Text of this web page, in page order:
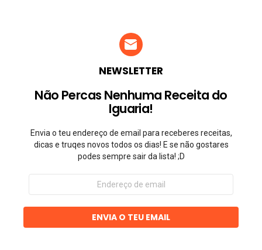
NEWSLETTER
Não Percas Nenhuma Receita do
Iguaria!
Envia o teu endereço de email para receberes receitas,
dicas e truqes novos todos os dias! E se não gostares
podes sempre sair da lista! ;D
Endereço
email
ENVIA O TEU EMAIL